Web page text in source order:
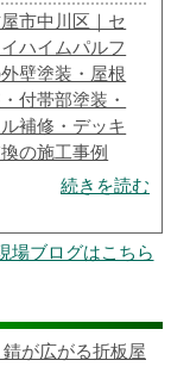
市中川区｜セ
ハイムパルフ
壁塗装・屋根
付帯部塗装・
補修・デッキ
の施工事例
続きを読む
場ブログはこちら
が広がる折板屋